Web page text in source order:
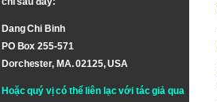
Dang Chi Binh
PO Box 255-571
Dorchester, MA. 02125, USA
Hoặc quý vị có thể liên lạc với tác giả qua